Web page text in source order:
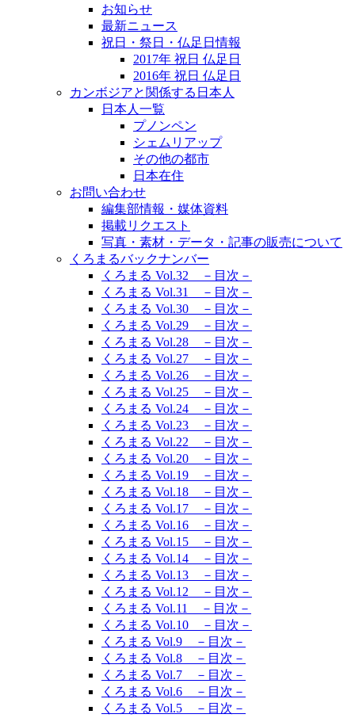
お知らせ
最新ニュース
祝日・祭日・仏足日情報
2017年 祝日 仏足日
2016年 祝日 仏足日
カンボジアと関係する日本人
日本人一覧
プノンペン
シェムリアップ
その他の都市
日本在住
お問い合わせ
編集部情報・媒体資料
掲載リクエスト
写真・素材・データ・記事の販売について
くろまるバックナンバー
くろまる Vol.32 －目次－
くろまる Vol.31 －目次－
くろまる Vol.30 －目次－
くろまる Vol.29 －目次－
くろまる Vol.28 －目次－
くろまる Vol.27 －目次－
くろまる Vol.26 －目次－
くろまる Vol.25 －目次－
くろまる Vol.24 －目次－
くろまる Vol.23 －目次－
くろまる Vol.22 －目次－
くろまる Vol.20 －目次－
くろまる Vol.19 －目次－
くろまる Vol.18 －目次－
くろまる Vol.17 －目次－
くろまる Vol.16 －目次－
くろまる Vol.15 －目次－
くろまる Vol.14 －目次－
くろまる Vol.13 －目次－
くろまる Vol.12 －目次－
くろまる Vol.11 －目次－
くろまる Vol.10 －目次－
くろまる Vol.9 －目次－
くろまる Vol.8 －目次－
くろまる Vol.7 －目次－
くろまる Vol.6 －目次－
くろまる Vol.5 －目次－